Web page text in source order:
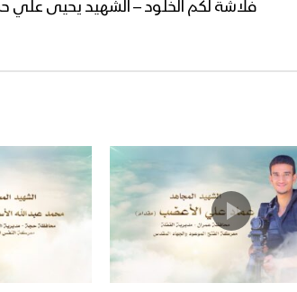
فلاشة لكم الخلود – الشهيد يحيى علي